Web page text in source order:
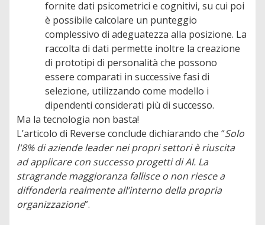
fornite dati psicometrici e cognitivi, su cui poi
è possibile calcolare un punteggio
complessivo di adeguatezza alla posizione. La
raccolta di dati permette inoltre la creazione
di prototipi di personalità che possono
essere comparati in successive fasi di
selezione, utilizzando come modello i
dipendenti considerati più di successo.
Ma la tecnologia non basta!
L’articolo di Reverse conclude dichiarando che “Solo
l'8% di aziende leader nei propri settori è riuscita
ad applicare con successo progetti di AI. La
stragrande maggioranza fallisce o non riesce a
diffonderla realmente all’interno della propria
organizzazione”.